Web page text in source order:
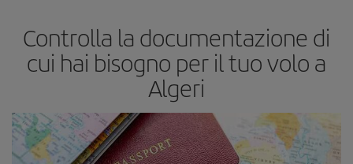
Controlla la documentazione di
cui hai bisogno per il tuo volo a
Algeri